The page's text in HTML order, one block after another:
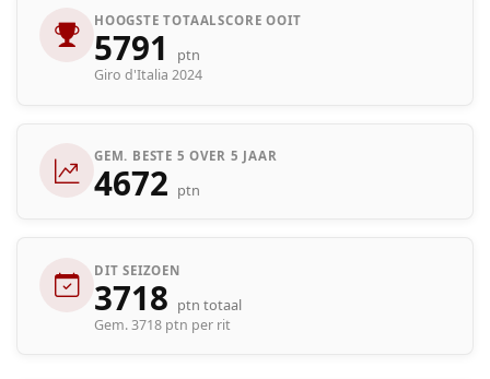
HOOGSTE TOTAALSCORE OOIT
5791 ptn
Giro d'Italia 2024
GEM. BESTE 5 OVER 5 JAAR
4672 ptn
DIT SEIZOEN
3718 ptn totaal
Gem. 3718 ptn per rit